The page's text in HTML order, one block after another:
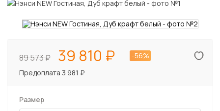
89 573 39 810
-56%
Предоплата 3 981 ₽
Размер